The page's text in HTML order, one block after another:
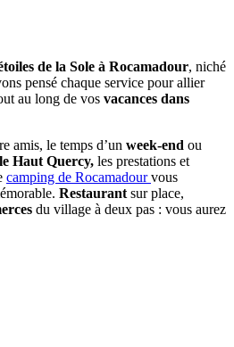
de la Sole à Rocamadour, niché
pensé chaque service pour allier
au long de vos vacances dans
amis, le temps d’un week-end ou
Haut Quercy, les prestations et
camping de Rocamadourvous
Restaurant sur place,
du village à deux pas : vous aurez